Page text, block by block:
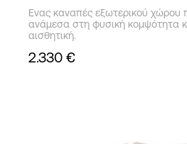
Eνας καναπές εξωτερικού χώρου
ανάμεσα στη φυσική κομψότητα
αισθητική.
2.330 €